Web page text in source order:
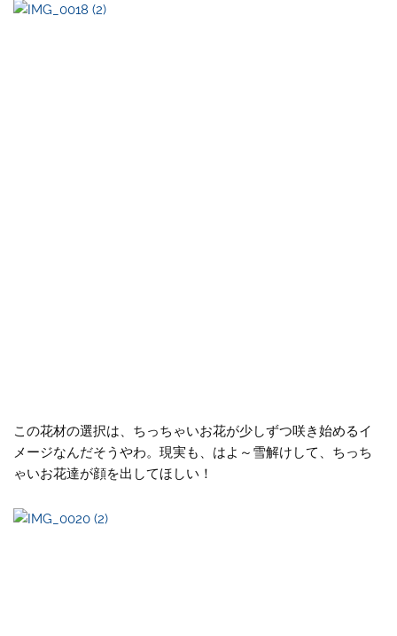
この花材の選択は、ちっちゃいお花が少しずつ咲き始めるイ
メージなんだそうやわ。現実も、はよ～雪解けして、ちっち
ゃいお花達が顔を出してほしい！